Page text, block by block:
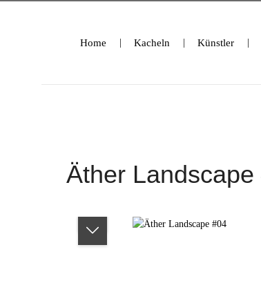
Home Kacheln Künstler
Äther Landscape
Bildergalerie überspringen